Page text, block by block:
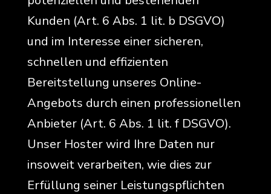
Kunden (Art. 6 Abs. 1 lit. b DSGVO)
und im Interesse einer sicheren,
schnellen und effizienten
Bereitstellung unseres Online-
Angebots durch einen professionellen
Anbieter (Art. 6 Abs. 1 lit. f DSGVO).
Unser Hoster wird Ihre Daten nur
insoweit verarbeiten, wie dies zur
Erfüllung seiner Leistungspflichten